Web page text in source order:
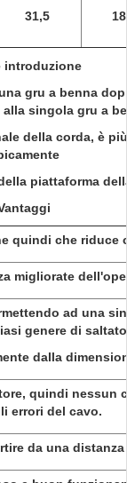
31,5
introduzione
gru a benna
singola gru a
della corda, è
piattaforma
quindi che riduce
migliorate
ad una
genere di
dalla
quindi nessun
errori del cavo.
da una